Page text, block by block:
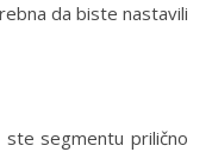
da biste nastavili
segmentu prilično